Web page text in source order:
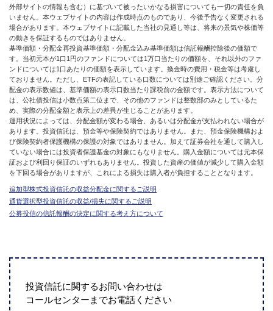
外部サイトの情報も含む）に基づいて被ったいかなる損害についても一切の責任を負
いません。本ウェブサイトの内容は作成時点のものであり、今後予告なく変更される
場合があります。本ウェブサイトに記載した当社の見通し等は、将来の景気や株価等
の動きを保証するものではありません。
基準価額・分配金再投資基準価額・分配金込み基準価額は信託報酬控除後の価額で
す。当初元本が1口1円のファンドについては1万口当たりの価額を、それ以外のファ
ンドについては1口あたりの価額を表示しています。換金時の費用・税金等は考慮し
ておりません。ただし、ETFの表記している口数については別途ご確認ください。分
配金の表示数値は、基準価額の表示口数当たり課税前の金額です。表示方法について
は、公社債投信は小数点第二位まで、その他のファンドは整数部のみとしているた
め、実際の分配金額と表示上の差異が生じることがあります。
運用状況によっては、分配金額が変わる場合、あるいは分配金が支払われない場合が
あります。投資信託は、預金等や保険契約ではありません。また、預金保険機構およ
び保険契約者保護機構の保護の対象ではありません。加えて証券会社を通して購入し
ていない場合には投資者保護基金の対象にもなりません。購入金額については元本保
証および利回り保証のいずれもありません。投資した資産の価値が減少して購入金額
を下回る場合がありますが、これによる損失は購入者が負担することとなります。
追加型株式投資信託の収益分配金に関するご説明
通貨選択型投資信託の収益/損失に関するご説明
公募投信の信託報酬の決定に関する考え方について
投資信託に関するお問い合わせは
コールセンターまでお電話ください